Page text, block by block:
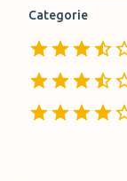
Categorie